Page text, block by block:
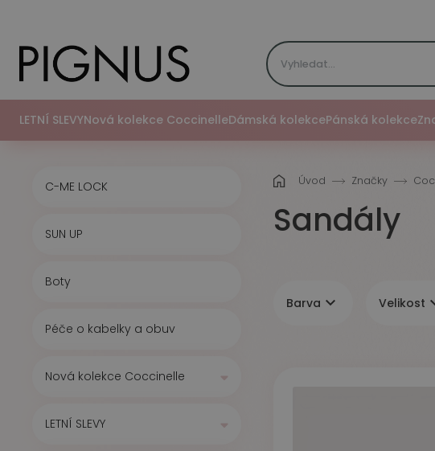
LETNÍ SLEVYNová kolekce CoccinelleDámská kolekcePánská kolekce
C-ME LOCK
SUN UP
Boty
Péče o kabelky a obuv
Nová kolekce Coccinelle
LETNÍ SLEVY
Úvod Značky
Sandály
Barva  Velikost